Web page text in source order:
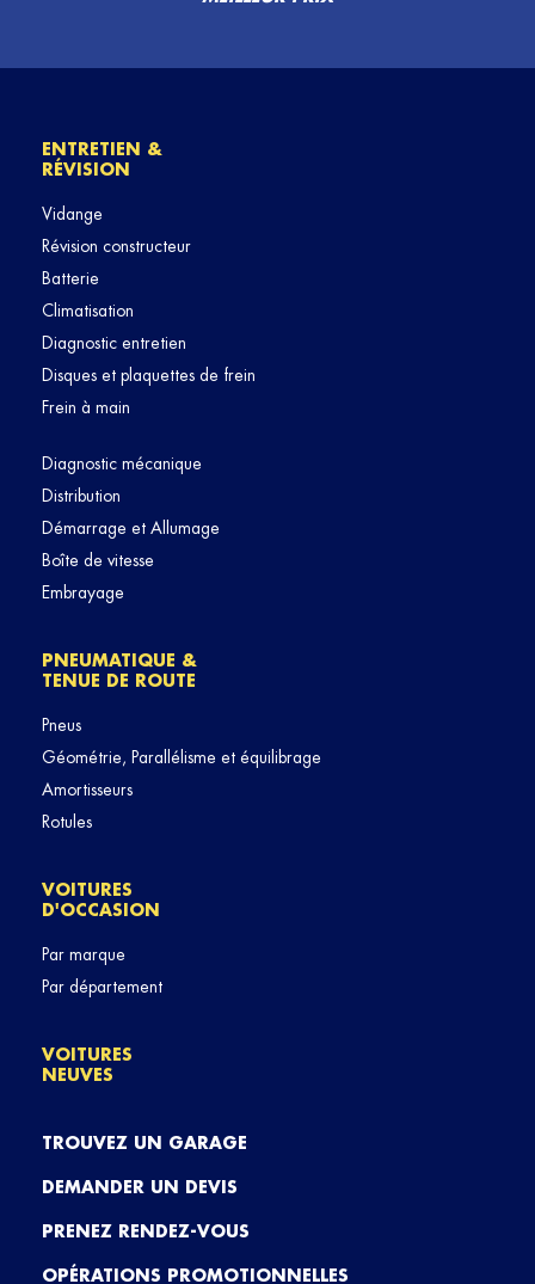
ENTRETIEN &
RÉVISION
Vidange
Révision constructeur
Batterie
Climatisation
Diagnostic entretien
Disques et plaquettes de frein
Frein à main
Diagnostic mécanique
Distribution
Démarrage et Allumage
Boîte de vitesse
Embrayage
PNEUMATIQUE &
TENUE DE ROUTE
Pneus
Géométrie, Parallélisme et équilibrage
Amortisseurs
Rotules
VOITURES
D'OCCASION
Par marque
Par département
VOITURES
NEUVES
TROUVEZ UN GARAGE
DEMANDER UN DEVIS
PRENEZ RENDEZ-VOUS
OPÉRATIONS PROMOTIONNELLES